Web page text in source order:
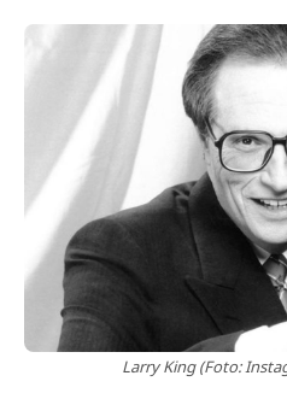
Larry King (Foto: